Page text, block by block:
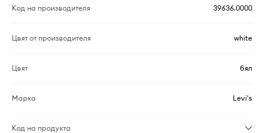
Код на производителя 39636.0000
Цвят от производителя white
Цвят бял
Марка Levi's
Код на продукта